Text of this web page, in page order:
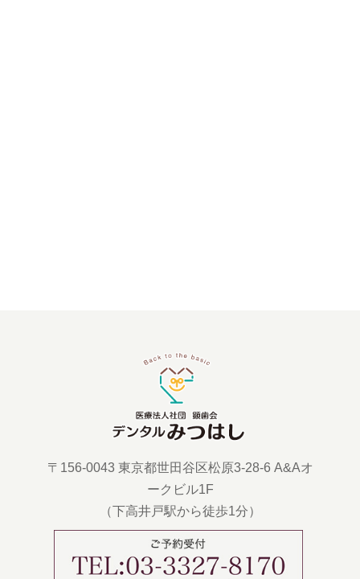
〒156-0043 東京都世田谷区松原3-28-6 A&Aオ
ークビル1F
（下高井戸駅から徒歩1分）